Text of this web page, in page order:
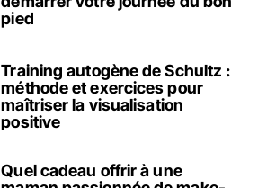
pied
Training autogène de Schultz :
méthode et exercices pour
maîtriser la visualisation
positive
Quel cadeau offrir à une